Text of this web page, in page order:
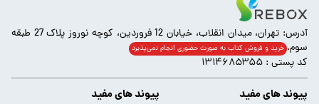
آدرس: تهران، میدان انقلاب، خیابان 12 فروردین، کوچه نوروز پلاک 27 طبقه
سوم. خرید و فروش کتاب به صورت حضوری انجام‌ نمی‌پذیرد
کد پستی : ۱۳۱۴۶۸۵۳۵۵
پیوند های مفید پیوند های مفید